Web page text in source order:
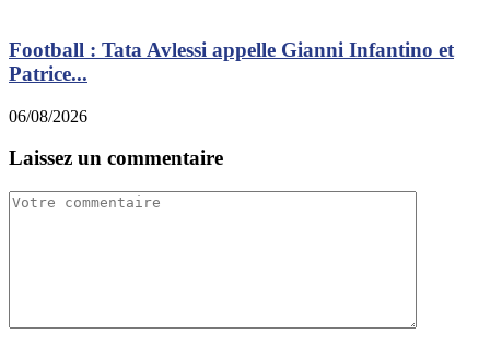
Football : Tata Avlessi appelle Gianni Infantino et
Patrice...
06/08/2026
Laissez un commentaire